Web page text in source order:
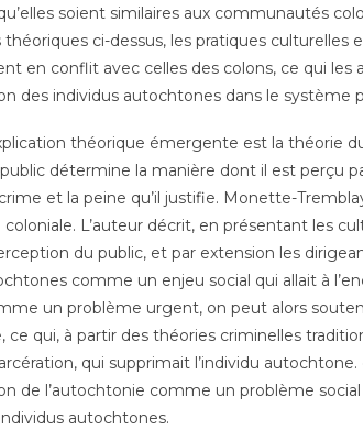
soient similaires aux communautés
ci-dessus, les pratiques
en conflit avec celles des colons, ce qui les
des individus autochtones dans le système
théorique émergente est la théorie
détermine la manière dont il est perçu
et la peine qu’il justifie. Monette-
coloniale. L’auteur décrit, en présentant les
du public, et par extension les
comme un enjeu social qui allait à
un problème urgent, on peut alors
ce qui, à partir des théories criminelles
qui supprimait l’individu
de l’autochtonie comme un problème
autochtones.